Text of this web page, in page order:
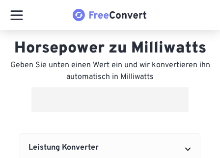
Horsepower zu Milliwatts
Geben Sie unten einen Wert ein und wir konvertieren ihn
automatisch in Milliwatts